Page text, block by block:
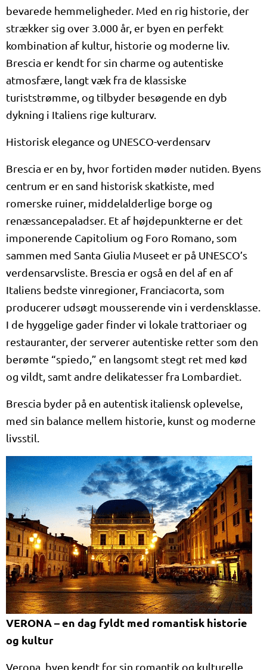
bevarede hemmeligheder. Med en rig historie, der
strækker sig over 3.000 år, er byen en perfekt
kombination af kultur, historie og moderne liv.
Brescia er kendt for sin charme og autentiske
atmosfære, langt væk fra de klassiske
turiststrømme, og tilbyder besøgende en dyb
dykning i Italiens rige kulturarv.
Historisk elegance og UNESCO-verdensarv
Brescia er en by, hvor fortiden møder nutiden. Byens
centrum er en sand historisk skatkiste, med
romerske ruiner, middelalderlige borge og
renæssancepaladser. Et af højdepunkterne er det
imponerende Capitolium og Foro Romano, som
sammen med Santa Giulia Museet er på UNESCO’s
verdensarvsliste. Brescia er også en del af en af
Italiens bedste vinregioner, Franciacorta, som
producerer udsøgt mousserende vin i verdensklasse.
I de hyggelige gader finder vi lokale trattoriaer og
restauranter, der serverer autentiske retter som den
berømte “spiedo,” en langsomt stegt ret med kød
og vildt, samt andre delikatesser fra Lombardiet.
Brescia byder på en autentisk italiensk oplevelse,
med sin balance mellem historie, kunst og moderne
livsstil.
VERONA – en dag fyldt med romantisk historie
og kultur
Verona, byen kendt for sin romantik og kulturelle